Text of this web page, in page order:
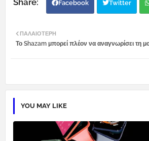
Facebook Twitter
ΠΑΛΑΙΌΤΕΡΗ
Το Shazam μπορεί πλέον να αναγνωρίσει τη
YOU MAY LIKE